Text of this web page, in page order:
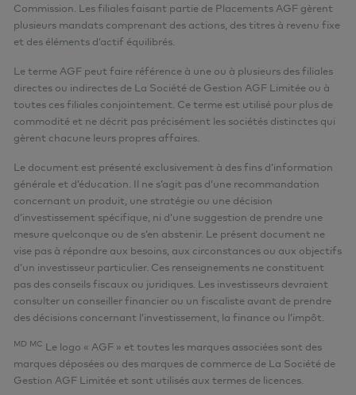
Commission. Les filiales faisant partie de Placements AGF gèrent
plusieurs mandats comprenant des actions, des titres à revenu fixe
et des éléments d’actif équilibrés.
Le terme AGF peut faire référence à une ou à plusieurs des filiales
directes ou indirectes de La Société de Gestion AGF Limitée ou à
toutes ces filiales conjointement. Ce terme est utilisé pour plus de
commodité et ne décrit pas précisément les sociétés distinctes qui
gèrent chacune leurs propres affaires.
Le document est présenté exclusivement à des fins d’information
générale et d’éducation. Il ne s’agit pas d’une recommandation
concernant un produit, une stratégie ou une décision
d’investissement spécifique, ni d’une suggestion de prendre une
mesure quelconque ou de s’en abstenir. Le présent document ne
vise pas à répondre aux besoins, aux circonstances ou aux objectifs
d’un investisseur particulier. Ces renseignements ne constituent
pas des conseils fiscaux ou juridiques. Les investisseurs devraient
consulter un conseiller financier ou un fiscaliste avant de prendre
des décisions concernant l’investissement, la finance ou l’impôt.
MD MC Le logo « AGF » et toutes les marques associées sont des
marques déposées ou des marques de commerce de La Société de
Gestion AGF Limitée et sont utilisés aux termes de licences.